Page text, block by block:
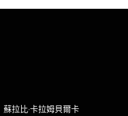
蘇拉比·卡拉姆貝爾卡